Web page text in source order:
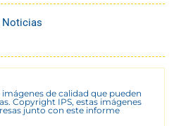
de calidad que pueden
Copyright IPS, estas imágenes
junto con este informe